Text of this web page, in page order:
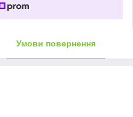
Умови повернення